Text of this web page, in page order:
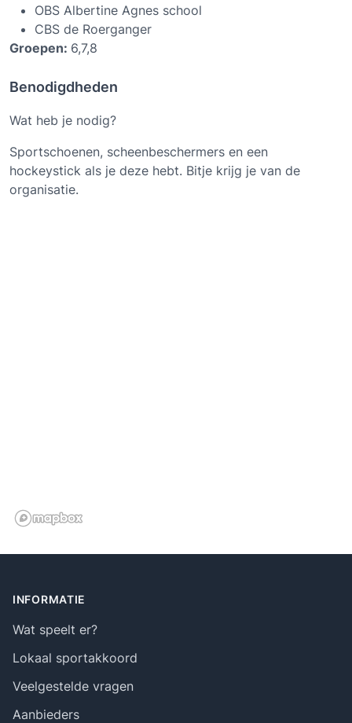
OBS Albertine Agnes school
CBS de Roerganger
Groepen: 6,7,8
Benodigdheden
Wat heb je nodig?
Sportschoenen, scheenbeschermers en een
hockeystick als je deze hebt. Bitje krijg je van de
organisatie.
INFORMATIE
Wat speelt er?
Lokaal sportakkoord
Veelgestelde vragen
Aanbieders